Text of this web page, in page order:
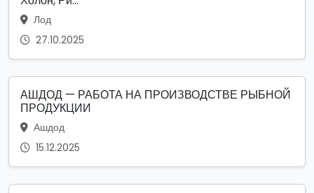
Лод
27.10.2025
АШДОД — РАБОТА НА ПРОИЗВОДСТВЕ РЫБНОЙ
ПРОДУКЦИИ
Ашдод
15.12.2025